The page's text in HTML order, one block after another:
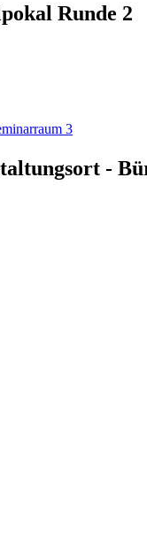
Runde 2
3
-